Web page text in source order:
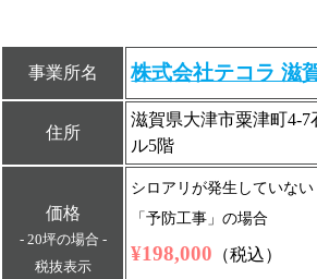
事業所名 株式会社テコラ 滋
住所
滋賀県大津市粟津町4-
ル5階
価格
- 20坪の場合 -
税抜表示
シロアリが発生していない
「予防工事」の場合
¥198,000 （税込）